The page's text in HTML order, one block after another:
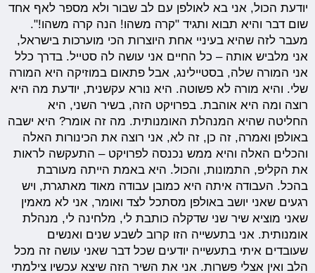
יודעת הכול, אני בא לאולפן עם לב שבור ולא מספר לאף אחד
שום דבר והיא תבוא ותגיד "קרה משהו! הנה קרה משהו!".
מעבר לזה שהיא בעיניי אחת היוצרות הכי מוערכות בישראל,
אני מלביש אותה – כל החיים אני עושה לה סטייל. בדרך כלל
אני המורה שלה, בסטיילינג, אבל פתאום במוזיקה היא המורה
שלי. והיא מורה לא פשוטה. היא נורא עקשנית, יודעת מה היא
רוצה ומה היא אוהבת. בפרויקט הזה, בשיר השני, היא
החליטה שהיא המנהלת האומנותית. מה זה אומר? היא ישבה
באולפן ואמרה, זה כן, זה לא, אני רוצה את הכינורות האלה
והכלים האלה והיא ממש נכנסה לפרויקט – התעקשה לראות
את הקליפ, התמונות, והכול. היא באמת הייתה מעורבת
בהכל. העבודה איתה היא כמובן עבודה מאוד מאתגרת, ויש
רגעים שאני יושב באולפן מסתכל לצד ואומר, אני לא מאמין
שאני מוציא שיר שני שדקלה כותבת לי, מלחינה לי, מנהלת
אומנותית. אני בתעשייה הזו קרוב לשבע שנים ואנשים
שעובדים איתי בתעשייה יודעים שכל דבר שאני עושה זה מכל
הלב ואין אצלי פשרות. אני את השיר הזה שיצא עכשיו צילמתי